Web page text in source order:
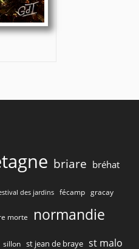
briare bréhat
des jardins fécamp gracay
morte
normandie
sillon st jean de braye st malo